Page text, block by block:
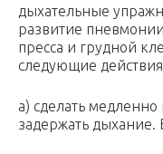
дыхательные
развитие
пресса и грудной
следующие
а) сделать
задержать дыхание.